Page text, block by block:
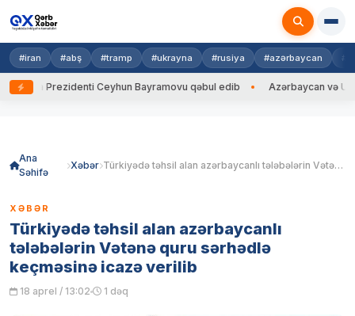
#iran #abş #tramp #ukrayna #rusiya #azərbaycan
Prezidenti Ceyhun Bayramovu qəbul edib Azərbaycan və
Ana
Səhifə
Xəbər Türkiyədə təhsil alan azərbaycanlı tələbələrin Vətənə quru sərhədlə keçməsinə icazə verilib
XƏBƏR
Türkiyədə təhsil alan azərbaycanlı
tələbələrin Vətənə quru sərhədlə
keçməsinə icazə verilib
18 aprel / 13:02 1 dəq